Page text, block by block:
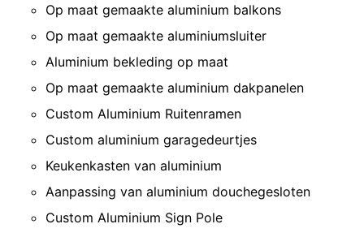
Op maat gemaakte aluminium balkons
Op maat gemaakte aluminiumsluiter
Aluminium bekleding op maat
Op maat gemaakte aluminium dakpanelen
Custom Aluminium Ruitenramen
Custom aluminium garagedeurtjes
Keukenkasten van aluminium
Aanpassing van aluminium douchegesloten
Custom Aluminium Sign Pole